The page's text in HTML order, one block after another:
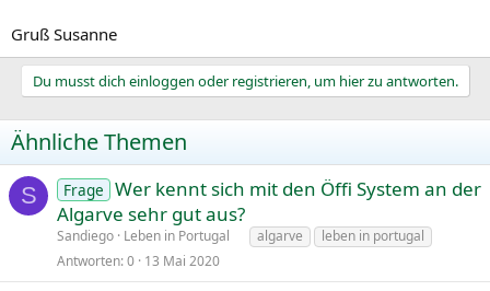
Gruß Susanne
Du musst dich einloggen oder registrieren, um hier zu antworten.
Ähnliche Themen
S Frage Wer kennt sich mit den Öffi System an der
Algarve sehr gut aus?
Sandiego Leben in Portugal algarve
leben in portugal
Antworten 0 13 Mai 2020